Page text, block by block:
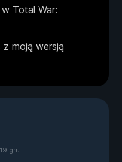
Total War:
moją wersją
19 gru